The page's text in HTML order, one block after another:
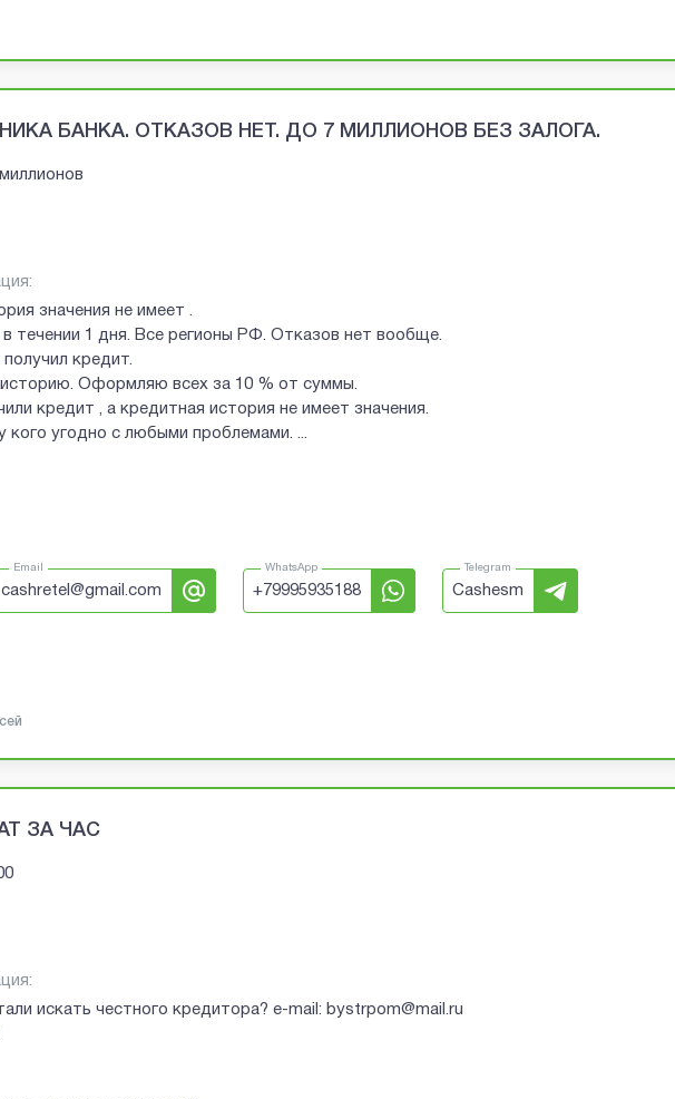
БАНКА. ОТКАЗОВ НЕТ. ДО 7 МИЛЛИОНОВ БЕЗ ЗАЛОГА.
значения не имеет .
в течении 1 дня. Все регионы РФ. Отказов нет вообще.
кредит.
Оформляю всех за 10 % от суммы.
кредит , а кредитная история не имеет значения.
кого угодно с любыми проблемами. ...
Email
cashretel@gmail.com
WhatsApp
+79995935188
Telegram
Cashesm
ЗА ЧАС
искать честного кредитора? e-mail: bystrpom@mail.ru